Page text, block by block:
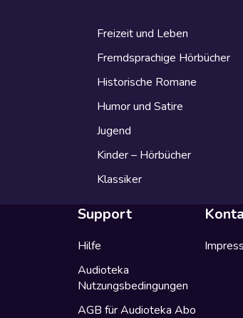
Freizeit und Leben
Fremdsprachige Hörbücher
Historische Romane
Humor und Satire
Jugend
Kinder – Hörbücher
Klassiker
Support
Hilfe
Audioteka
Nutzungsbedingungen
AGB für Audioteka Abo